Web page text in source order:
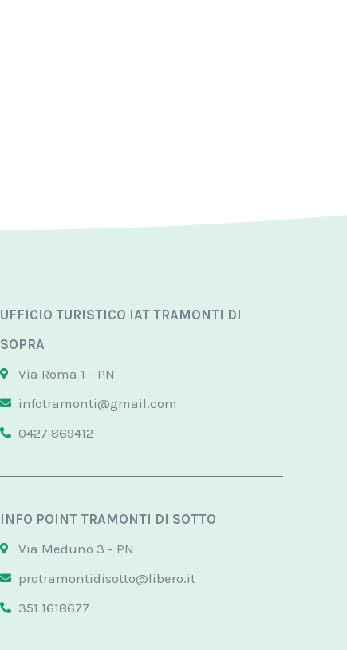
UFFICIO TURISTICO IAT TRAMONTI DI
SOPRA
Via Roma 1 - PN
infotramonti@gmail.com
0427 869412
INFO POINT TRAMONTI DI SOTTO
Via Meduno 3 - PN
protramontidisotto@libero.it
351 1618677